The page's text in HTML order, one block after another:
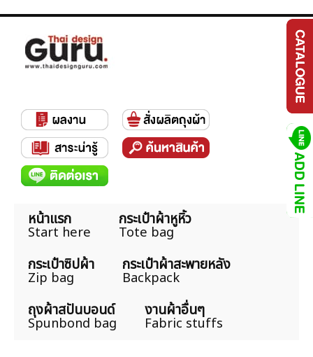
หน้าแรก
Start here
กระเป๋าผ้าหูหิ้ว
Tote bag
กระเป๋าซิปผ้า
Zip bag
กระเป๋าผ้าสะพายหลัง
Backpack
ถุงผ้าสปันบอนด์
Spunbond bag
งานผ้าอื่นๆ
Fabric stuffs